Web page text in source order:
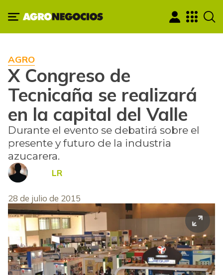
AGRO
X Congreso de
Tecnicaña se realizará
en la capital del Valle
Durante el evento se debatirá sobre el
presente y futuro de la industria
azucarera.
LR
28 de julio de 2015